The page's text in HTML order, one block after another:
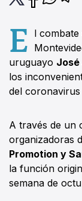
E l combate
uruguayo
los
del
A través de un
organizadoras
Promotion y
la función
semana de